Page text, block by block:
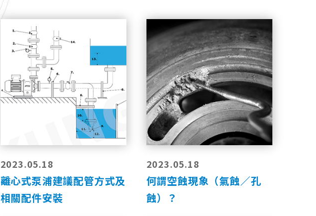
2023.05.18
離心式泵浦建議配管方式及
相關配件安裝
2023.05.18
何謂空蝕現象（氣蝕／孔
蝕）？